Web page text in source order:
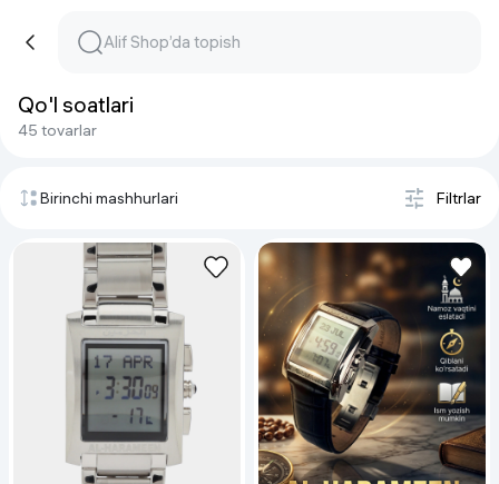
Qo'l soatlari
45 tovarlar
Birinchi mashhurlari Filtrlar